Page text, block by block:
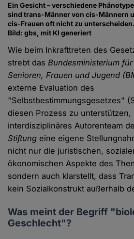
Ein Gesicht – verschiedene
sind trans-Männer von cis-Männern
cis-Frauen oft nicht zu unterscheiden.
Bild: gbs, mit KI generiert
Wie beim Inkrafttreten des
strebt das Bundesministerium
Senioren, Frauen und Jugend
externe Evaluation des
"Selbstbestimmungsgesetzes"
diesen Prozess zu unterstützen,
interdisziplinäres Autorenteam
Stiftung eine eigene
nicht nur die juristischen,
ökonomischen Aspekte des
sondern auch klarstellt, dass
kein Sozialkonstrukt außerhalb
Was meint der Begriff
Geschlecht"?